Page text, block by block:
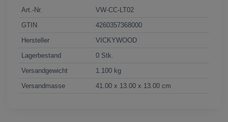
Art.-Nr.
VW-CC-LT02
GTIN
4260357368000
Hersteller
VICKYWOOD
Lagerbestand
0 Stk.
Versandgewicht
1.100 kg
Versandmasse
41.00 x 13.00 x 13.00 cm